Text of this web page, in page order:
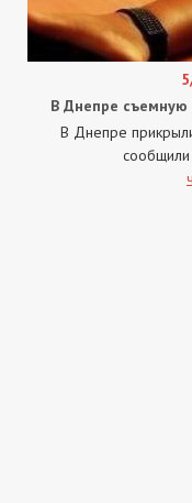
В Днепре съемную
В Днепре